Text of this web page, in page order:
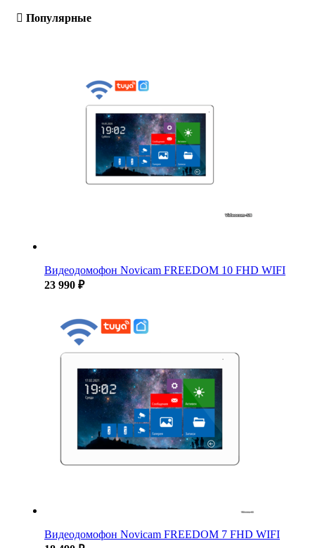
Популярные
Видеодомофон Novicam FREEDOM 10 FHD WIFI
23 990 ₽
Видеодомофон Novicam FREEDOM 7 FHD WIFI